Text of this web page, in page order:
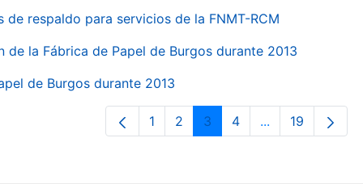
respaldo para servicios de la FNMT-RCM
la Fábrica de Papel de Burgos durante 2013
de Burgos durante 2013
Páxina
1 Páxina
2 Páxina
3 Páxina
4 ...PáxinasPáxina
19